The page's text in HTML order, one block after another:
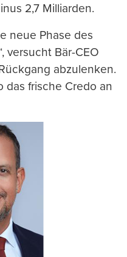
2,7 Milliarden.
neue Phase des
versucht Bär-CEO
abzulenken.
das frische Credo an